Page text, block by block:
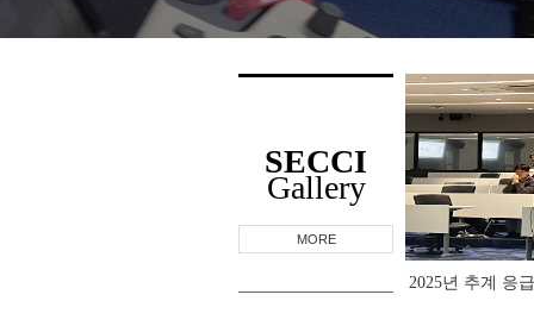
SECCI
Gallery
MORE
2025년 추계 응